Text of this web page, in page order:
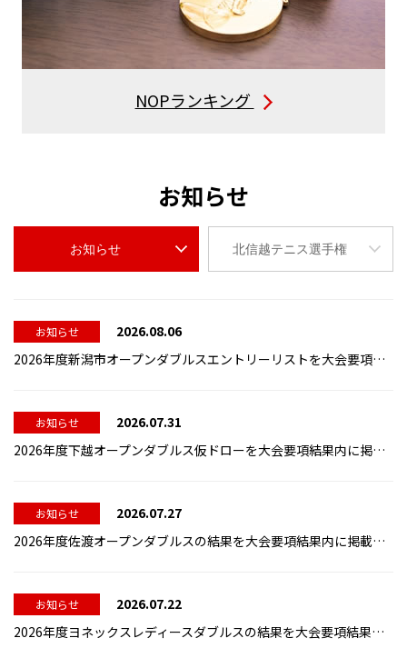
NOPランキング
お知らせ
お知らせ 北信越テニス選手権
お知らせ
2026.08.06
2026年度新潟市オープンダブルスエントリーリストを大会要項結果内に掲載しました。
お知らせ
2026.07.31
2026年度下越オープンダブルス仮ドローを大会要項結果内に掲載しました。
お知らせ
2026.07.27
2026年度佐渡オープンダブルスの結果を大会要項結果内に掲載しました。
お知らせ
2026.07.22
2026年度ヨネックスレディースダブルスの結果を大会要項結果内に掲載しました。